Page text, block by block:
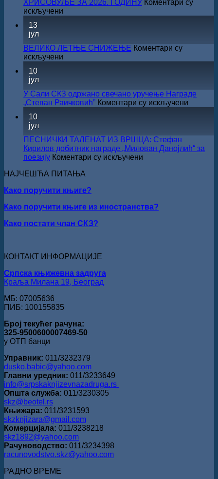
културе
за
издања
на
српском
ХРИСОВУЉЕ ЗА 2026. ГОДИНУ Коментари су
искључени
ЖИЧКЕ
ХРИСОВУЉЕ
ЗА
13
јул
ВЕЛИКО ЛЕТЊЕ СНИЖЕЊЕ Коментари су
искључени
10
јул
У Сали СКЗ одржано свечано уручење Награде
„Стеван Раичковић” Коментари су искључени
свечано
10
јул
ПЕСНИЧКИ ТАЛЕНАТ ИЗ ВРШЦА: Стефан
Кирилов добитник награде „Милован Данојлић“ за
поезију Коментари су искључени
Кирилов
НАЈЧЕШЋА ПИТАЊА
Како поручити књиге?
Како поручити књиге из иностранства?
Како постати члан СКЗ?
КОНТАКТ ИНФОРМАЦИЈЕ
Српска књижевна задруга
Краља Милана 19, Београд
МБ: 07005636
ПИБ: 100155835
Број текућег рачуна:
325-9500600007469-50
у ОТП банци
Управник: 011/3232379
dusko.babic@yahoo.com
Главни уредник: 011/3233649
info@srpskaknjizevnazadruga.rs
Општа служба: 011/3230305
skz@beotel.rs
Књижара: 011/3231593
skzknjizara@gmail.com
Комерцијала: 011/3238218
skz1892@yahoo.com
Рачуноводство: 011/3234398
racunovodstvo.skz@yahoo.com
РАДНО ВРЕМЕ